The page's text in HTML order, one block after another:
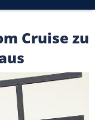
Cruise zu